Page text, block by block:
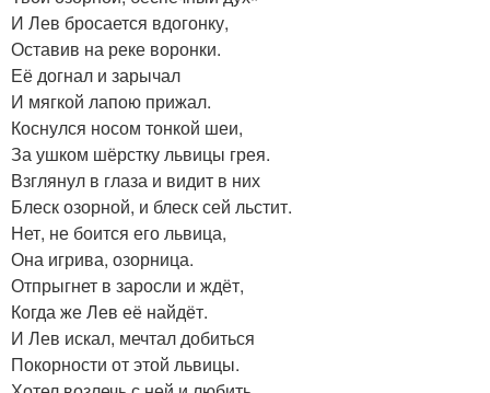
И Лев бросается вдогонку,
Оставив на реке воронки.
Её догнал и зарычал
И мягкой лапою прижал.
Коснулся носом тонкой шеи,
За ушком шёрстку львицы грея.
Взглянул в глаза и видит в них
Блеск озорной, и блеск сей льстит.
Нет, не боится его львица,
Она игрива, озорница.
Отпрыгнет в заросли и ждёт,
Когда же Лев её найдёт.
И Лев искал, мечтал добиться
Покорности от этой львицы.